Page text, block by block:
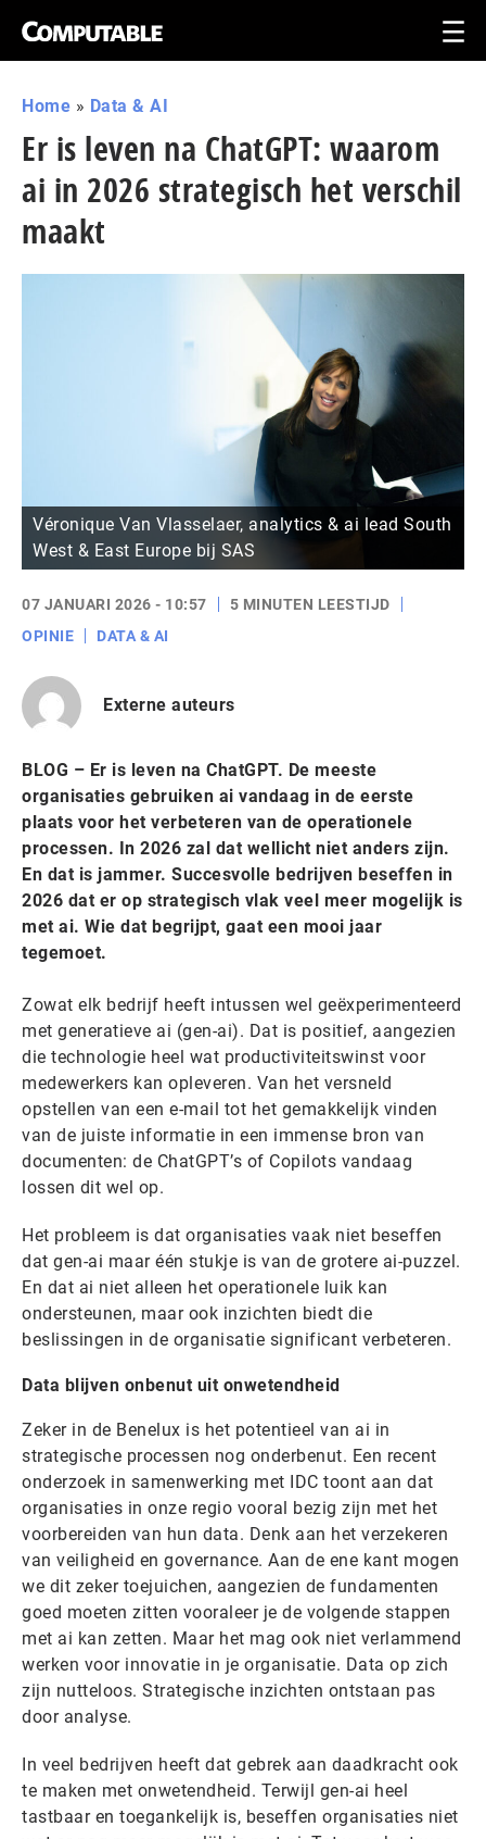
Home » Data & AI
Er is leven na ChatGPT: waarom
ai in 2026 strategisch het verschil
maakt
Véronique Van Vlasselaer, analytics & ai lead South
West & East Europe bij SAS
07 JANUARI 2026 - 10:57
5 MINUTEN LEESTIJD
OPINIE
DATA & AI
Externe auteurs
BLOG – Er is leven na ChatGPT. De meeste
organisaties gebruiken ai vandaag in de eerste
plaats voor het verbeteren van de operationele
processen. In 2026 zal dat wellicht niet anders zijn.
En dat is jammer. Succesvolle bedrijven beseffen in
2026 dat er op strategisch vlak veel meer mogelijk is
met ai. Wie dat begrijpt, gaat een mooi jaar
tegemoet.
Zowat elk bedrijf heeft intussen wel geëxperimenteerd
met generatieve ai (gen-ai). Dat is positief, aangezien
die technologie heel wat productiviteitswinst voor
medewerkers kan opleveren. Van het versneld
opstellen van een e-mail tot het gemakkelijk vinden
van de juiste informatie in een immense bron van
documenten: de ChatGPT’s of Copilots vandaag
lossen dit wel op.
Het probleem is dat organisaties vaak niet beseffen
dat gen-ai maar één stukje is van de grotere ai-puzzel.
En dat ai niet alleen het operationele luik kan
ondersteunen, maar ook inzichten biedt die
beslissingen in de organisatie significant verbeteren.
Data blijven onbenut uit onwetendheid
Zeker in de Benelux is het potentieel van ai in
strategische processen nog onderbenut. Een recent
onderzoek in samenwerking met IDC toont aan dat
organisaties in onze regio vooral bezig zijn met het
voorbereiden van hun data. Denk aan het verzekeren
van veiligheid en governance. Aan de ene kant mogen
we dit zeker toejuichen, aangezien de fundamenten
goed moeten zitten vooraleer je de volgende stappen
met ai kan zetten. Maar het mag ook niet verlammend
werken voor innovatie in je organisatie. Data op zich
zijn nutteloos. Strategische inzichten ontstaan pas
door analyse.
In veel bedrijven heeft dat gebrek aan daadkracht ook
te maken met onwetendheid. Terwijl gen-ai heel
tastbaar en toegankelijk is, beseffen organisaties niet